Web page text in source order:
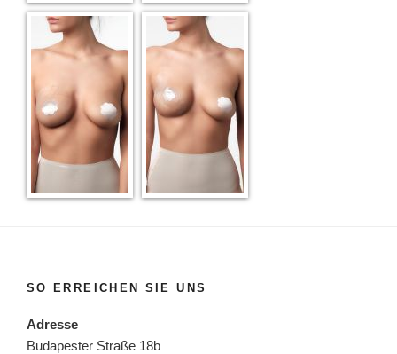
SO ERREICHEN SIE UNS
Adresse
Budapester Straße 18b